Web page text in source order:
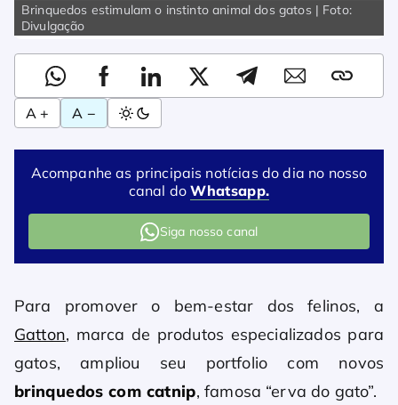
Brinquedos estimulam o instinto animal dos gatos | Foto:
Divulgação
A + A −
Acompanhe as principais notícias do dia no nosso
canal doWhatsapp.
Siga nosso canal
Para promover o bem-estar dos felinos, a
Gatton, marca de produtos especializados para
gatos, ampliou seu portfolio com novos
brinquedos com catnip, famosa “erva do gato”.